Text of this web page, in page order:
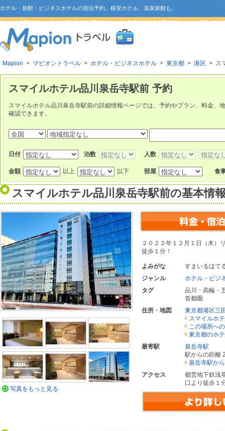
ホテル・旅館・ビジネスホテルの宿泊予約。格安ホテル、温泉旅館も。
Mapion > マピオントラベル > ホテル・ビジネスホテル > 東京都 > 港区 > ス
スマイルホテル品川泉岳寺駅前 予約
スマイルホテル品川泉岳寺駅前の詳細情報ページでは、予約やプラン、料金、
確認できます。
日付 泊数 人数
金額 以上 以下 部屋 食
スマイルホテル品川泉岳寺駅前の基本情
２０２２年１２月１日（木）
徒歩１分！
よみがな
すまいるほて
ジャンル
ホテル・ビジ
タグ
品川・高輪・
首都圏
住所・地図
東京都港区三
スマイルホ
この場所へ
東京都のホ
最寄駅
泉岳寺駅
駅からの距離
泉岳寺駅か
アクセス
都営地下鉄浅
口より徒歩１
写真をもっと見る